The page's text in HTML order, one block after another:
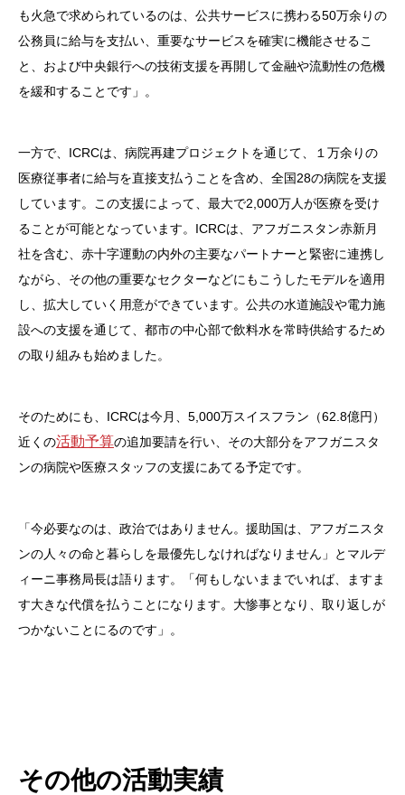
も火急で求められているのは、公共サービスに携わる50万余りの
公務員に給与を支払い、重要なサービスを確実に機能させるこ
と、および中央銀行への技術支援を再開して金融や流動性の危機
を緩和することです」。
一方で、ICRCは、病院再建プロジェクトを通じて、１万余りの
医療従事者に給与を直接支払うことを含め、全国28の病院を支援
しています。この支援によって、最大で2,000万人が医療を受け
ることが可能となっています。ICRCは、アフガニスタン赤新月
社を含む、赤十字運動の内外の主要なパートナーと緊密に連携し
ながら、その他の重要なセクターなどにもこうしたモデルを適用
し、拡大していく用意ができています。公共の水道施設や電力施
設への支援を通じて、都市の中心部で飲料水を常時供給するため
の取り組みも始めました。
そのためにも、ICRCは今月、5,000万スイスフラン（62.8億円）
近くの活動予算の追加要請を行い、その大部分をアフガニスタ
ンの病院や医療スタッフの支援にあてる予定です。
「今必要なのは、政治ではありません。援助国は、アフガニスタ
ンの人々の命と暮らしを最優先しなければなりません」とマルデ
ィーニ事務局長は語ります。「何もしないままでいれば、ますま
す大きな代償を払うことになります。大惨事となり、取り返しが
つかないことにるのです」。
その他の活動実績